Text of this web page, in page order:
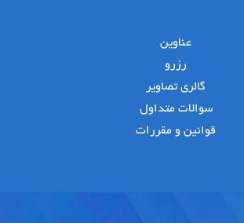
عناوین
رزرو
گالری تصاویر
سوالات متداول
قوانین و مقررات